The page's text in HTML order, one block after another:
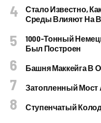
Стало Известно,
Среды Влияют На
1000-Тонный
Был Построен
Башня Маккейга В
Затопленный Мост
Ступенчатый